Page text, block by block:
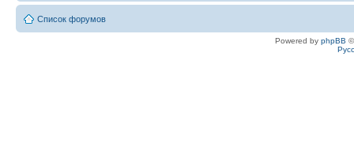
Список форумов
Powered by phpBB